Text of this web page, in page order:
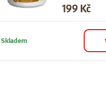
Cena
199 Kč
Skladem